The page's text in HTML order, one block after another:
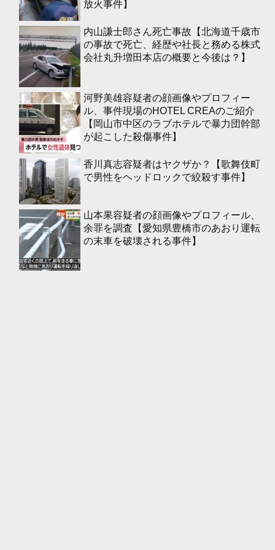
放火事件】
内山謙士郎さん死亡事故【北海道千歳市
の事故で死亡、経歴や社長と務める株式
会社丸升増田本店の概要と今後は？】
河野美雄容疑者の顔画像やプロフィー
ル、事件現場のHOTEL CREAのご紹介
【岡山市中区のラブホテルで暴力団幹部
が起こした殺傷事件】
香川真志容疑者はヤクザか？【歌舞伎町
で男性をヘッドロックで絞殺す事件】
山本果容疑者の顔画像やプロフィール、
余罪を調査【愛知県豊橋市のあおり運転
の末車を破壊される事件】